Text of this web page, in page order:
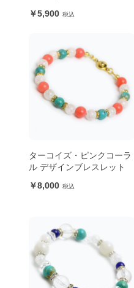
5,900
ターコイズ・ピンクコーラ
ル デザインブレスレット
8,000